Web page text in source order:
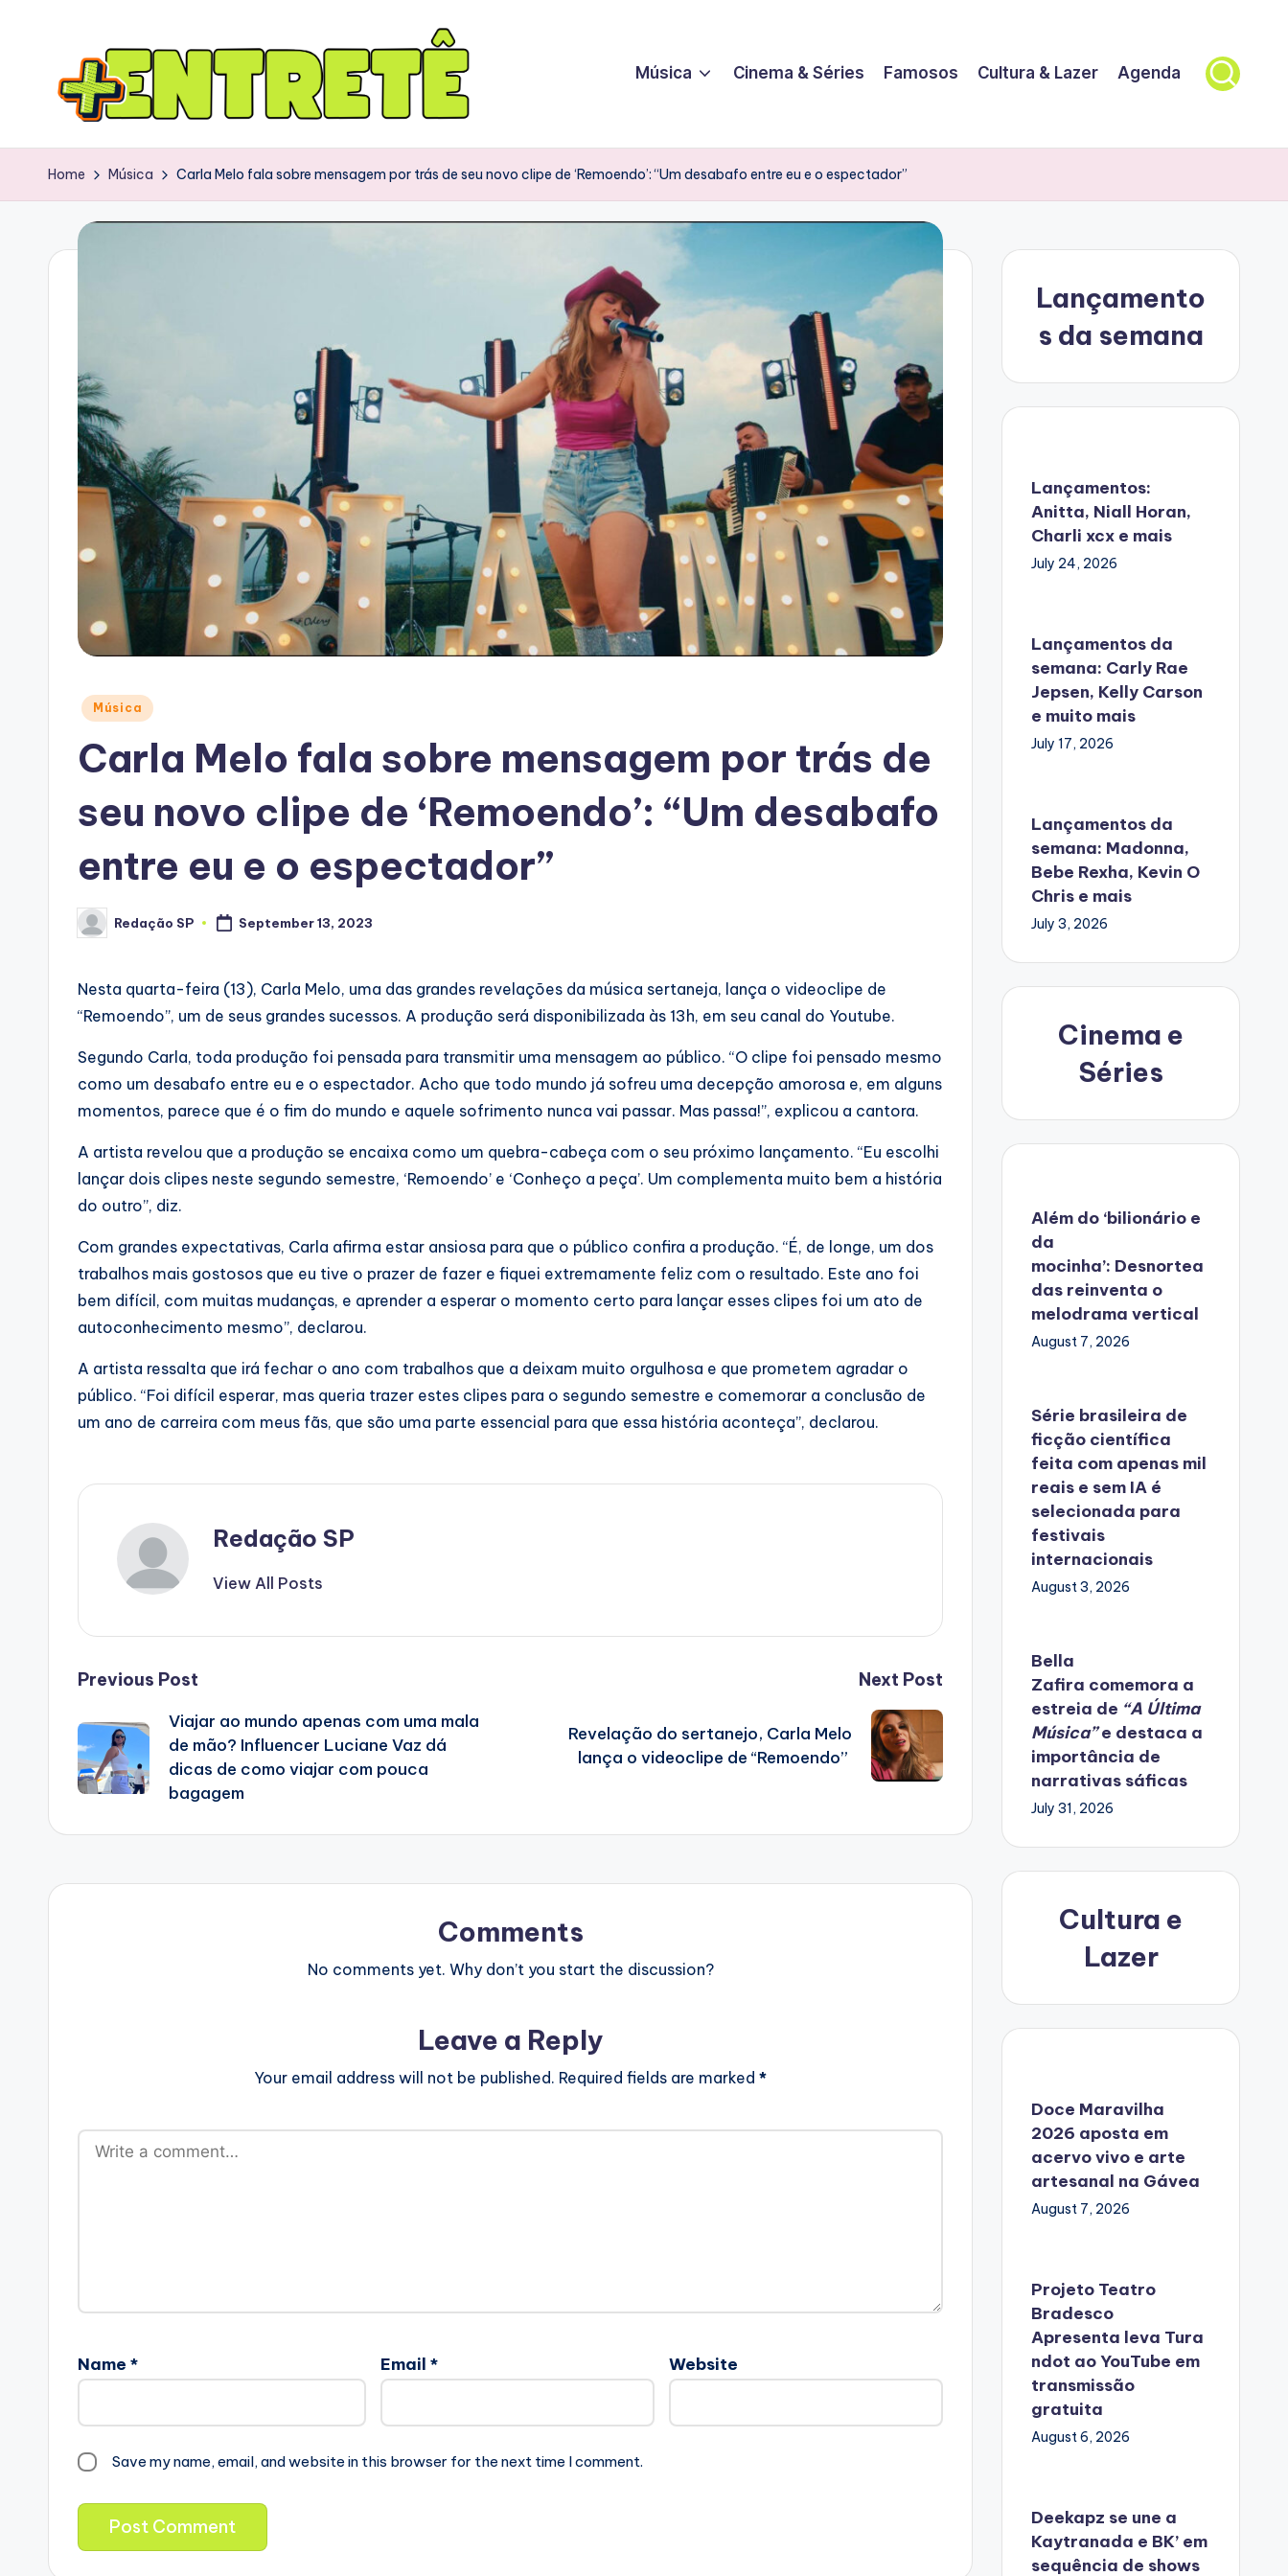
Música Cinema & Séries Famosos Cultura & Lazer Agenda
Home Música Carla Melo fala sobre mensagem por trás de seu novo clipe de ‘Remoendo’: “Um desabafo entre eu e o espectador”
Posted
Música
Carla Melo fala sobre mensagem por trás de
seu novo clipe de ‘Remoendo’: “Um desabafo
entre eu e o espectador”
Posted
by
Redação SP September 13, 2023
Nesta quarta-feira (13), Carla Melo, uma das grandes revelações da música sertaneja, lança o videoclipe de
“Remoendo”, um de seus grandes sucessos. A produção será disponibilizada às 13h, em seu canal do Youtube.
Segundo Carla, toda produção foi pensada para transmitir uma mensagem ao público. “O clipe foi pensado mesmo
como um desabafo entre eu e o espectador. Acho que todo mundo já sofreu uma decepção amorosa e, em alguns
momentos, parece que é o fim do mundo e aquele sofrimento nunca vai passar. Mas passa!”, explicou a cantora.
A artista revelou que a produção se encaixa como um quebra-cabeça com o seu próximo lançamento. “Eu escolhi
lançar dois clipes neste segundo semestre, ‘Remoendo’ e ‘Conheço a peça’. Um complementa muito bem a história
do outro”, diz.
Com grandes expectativas, Carla afirma estar ansiosa para que o público confira a produção. “É, de longe, um dos
trabalhos mais gostosos que eu tive o prazer de fazer e fiquei extremamente feliz com o resultado. Este ano foi
bem difícil, com muitas mudanças, e aprender a esperar o momento certo para lançar esses clipes foi um ato de
autoconhecimento mesmo”, declarou.
A artista ressalta que irá fechar o ano com trabalhos que a deixam muito orgulhosa e que prometem agradar o
público. “Foi difícil esperar, mas queria trazer estes clipes para o segundo semestre e comemorar a conclusão de
um ano de carreira com meus fãs, que são uma parte essencial para que essa história aconteça”, declarou.
Redação SP
View All Posts
Post
navigation
Previous Post
Viajar ao mundo apenas com uma mala
de mão? Influencer Luciane Vaz dá
dicas de como viajar com pouca
bagagem
Next Post
Revelação do sertanejo, Carla Melo
lança o videoclipe de “Remoendo”
Comments
No comments yet. Why don’t you start the discussion?
Leave a Reply
Your email address will not be published. Required fields are marked*
Name * Email* Website
Save my name, email, and website in this browser for the next time I comment.
Lançamento
s da semana
Lançamentos:
Anitta, Niall Horan,
Charli xcx e mais
July 24, 2026
Lançamentos da
semana: Carly Rae
Jepsen, Kelly Carson
e muito mais
July 17, 2026
Lançamentos da
semana: Madonna,
Bebe Rexha, Kevin O
Chris e mais
July 3, 2026
Cinema e
Séries
Além do ‘bilionário e
da
mocinha’: Desnortea
das reinventa o
melodrama vertical
August 7, 2026
Série brasileira de
ficção científica
feita com apenas mil
reais e sem IA é
selecionada para
festivais
internacionais
August 3, 2026
Bella
Zafira comemora a
estreia de “A Última
Música”e destaca a
importância de
narrativas sáficas
July 31, 2026
Cultura e
Lazer
Doce Maravilha
2026 aposta em
acervo vivo e arte
artesanal na Gávea
August 7, 2026
Projeto Teatro
Bradesco
Apresenta leva Tura
ndot ao YouTube em
transmissão
gratuita
August 6, 2026
Deekapz se une a
Kaytranada e BK’ em
sequência de shows